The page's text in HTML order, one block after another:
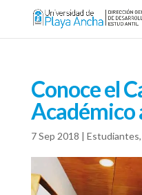
Conoce el
Académico
7 Sep 2018 | Estudiantes,